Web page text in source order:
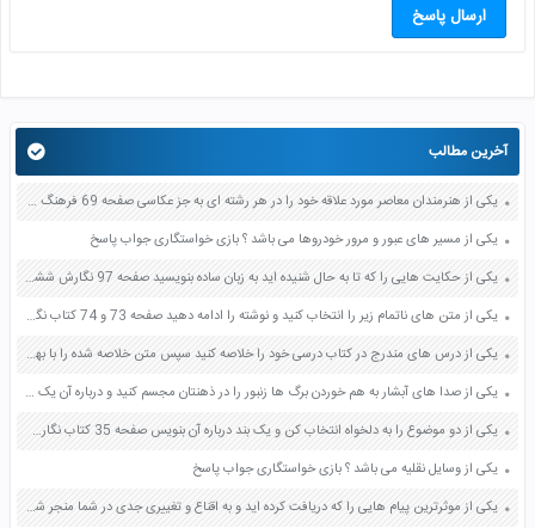
ارسال پاسخ
آخرین مطالب
یکی از هنرمندان معاصر مورد علاقه خود را در هر رشته ای به جز عکاسی صفحه 69 فرهنگ و هنر نهم
یکی از مسیر های عبور و مرور خودروها می باشد ؟ بازی خواستگاری جواب پاسخ
یکی از حکایت هایی را که تا به حال شنیده اید به زبان ساده بنویسید صفحه 97 نگارش ششم دبستان
یکی از متن های ناتمام زیر را انتخاب کنید و نوشته را ادامه دهید صفحه 73 و 74 کتاب نگارش فارسی پنجم دبستان
یکی از درس های مندرج در کتاب درسی خود را خلاصه کنید سپس متن خلاصه شده را با بهره گیری از روش های دسته بندی نمودار جدول نقشه مفهومی نشان دهید صفحه 118 نگارش یازدهم
یکی از صدا های آبشار به هم خوردن برگ ها زنبور را در ذهنتان مجسم کنید و درباره آن یک بند بنویسید صفحه 11 نگارش پنجم
یکی از دو موضوع را به دلخواه انتخاب کن و یک بند درباره آن بنویس صفحه 35 کتاب نگارش فارسی سوم
یکی از وسایل نقلیه می باشد ؟ بازی خواستگاری جواب پاسخ
یکی از موثرترین پیام هایی را که دریافت کرده اید و به اقناع و تغییری جدی در شما منجر شده است برسی کنید و علت این تاثیر گذاری قابل توجه را بنویسید صفحه 52 تفکر و سواد رسانه ای دهم